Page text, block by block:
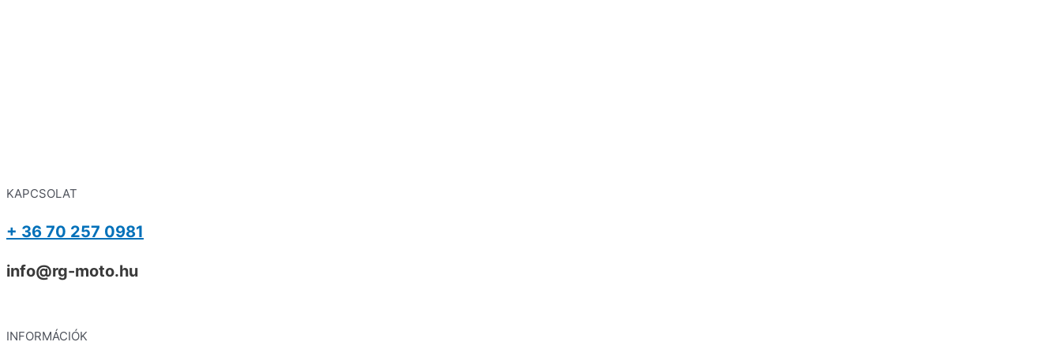
KAPCSOLAT
+ 36 70 257 0981
info@rg-moto.hu
INFORMÁCIÓK